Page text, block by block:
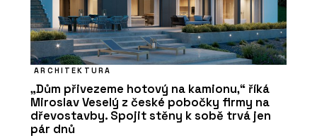
ARCHITEKTURA
„Dům přivezeme hotový na kamionu,“ říká
Miroslav Veselý z české pobočky firmy na
dřevostavby. Spojit stěny k sobě trvá jen
pár dnů